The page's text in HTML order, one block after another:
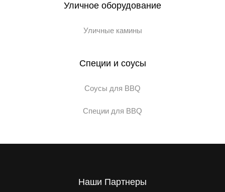
Уличное оборудование
Уличные камины
Специи и соусы
Соусы для BBQ
Специи для BBQ
Наши Партнеры